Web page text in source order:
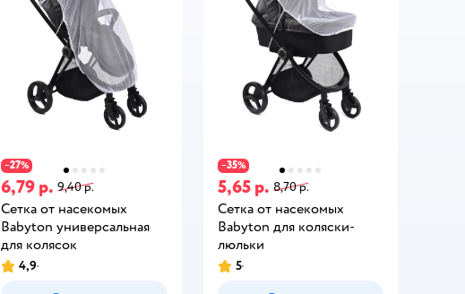
−27%
6,79 р. 9,40 р.
Сетка от насекомых
Babyton универсальная
для колясок
4,9
−35%
5,65 р. 8,70 р.
Сетка от насекомых
Babyton для коляски-
люльки
5